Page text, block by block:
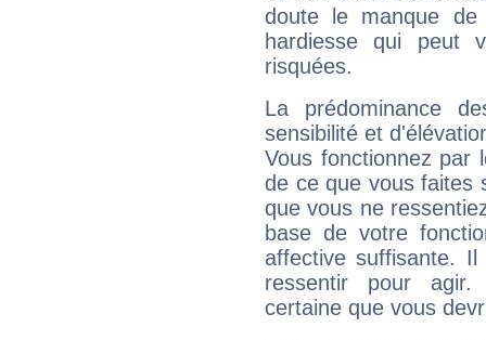
doute le manque
hardiesse qui peut
risquées.
La prédominance
sensibilité et
Vous fonctionnez
de ce que vous faites
que vous ne
base de votre
affective suffisante.
ressentir pour agir.
certaine que vous